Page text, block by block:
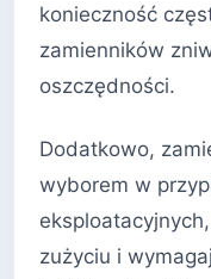
konieczność
zamienników
oszczędności.
Dodatkowo,
wyborem w
zużyciu i